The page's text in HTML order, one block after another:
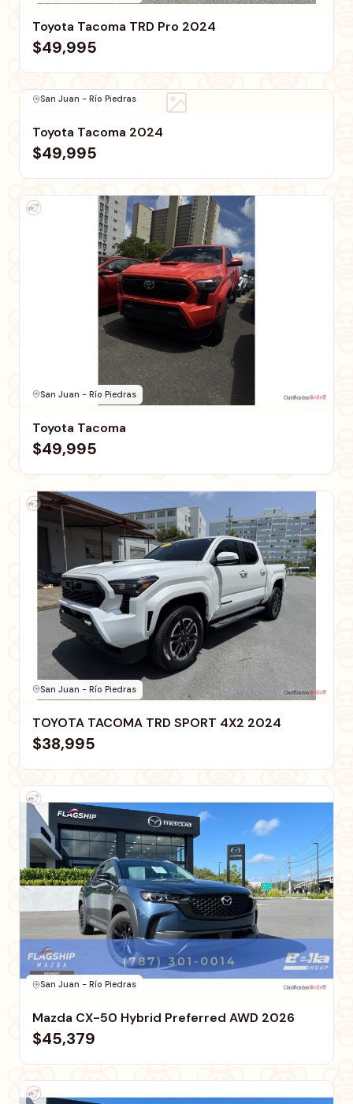
Toyota Tacoma TRD Pro 2024
$49,995
San Juan - Río Piedras
Toyota Tacoma 2024
$49,995
San Juan - Río Piedras
Toyota Tacoma
$49,995
San Juan - Río Piedras
TOYOTA TACOMA TRD SPORT 4X2 2024
$38,995
San Juan - Río Piedras
Mazda CX-50 Hybrid Preferred AWD 2026
$45,379